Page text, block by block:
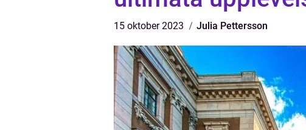
15 oktober 2023 Julia Pettersson